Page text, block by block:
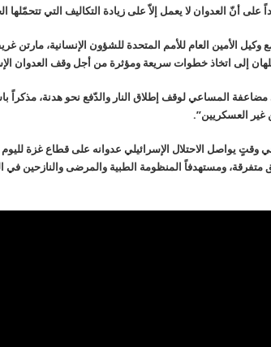
على أنّ العدوان لا يعمل إلاّ على زيادة التكاليف التي تتحمّلها
وكيل الأمين العام للأمم المتحدة للشؤون الإنسانية، مارتن
إلى اتخاذ خطوات سريعة ومؤثرة من أجل وقف العدوان
المساعي لوقف إطلاق النار والدّفع نحو هدنة، مذكراً
غير العسكريين”.
متفرقة، ومستهدفاً المنظومة الطبية والمرضى والنازحين